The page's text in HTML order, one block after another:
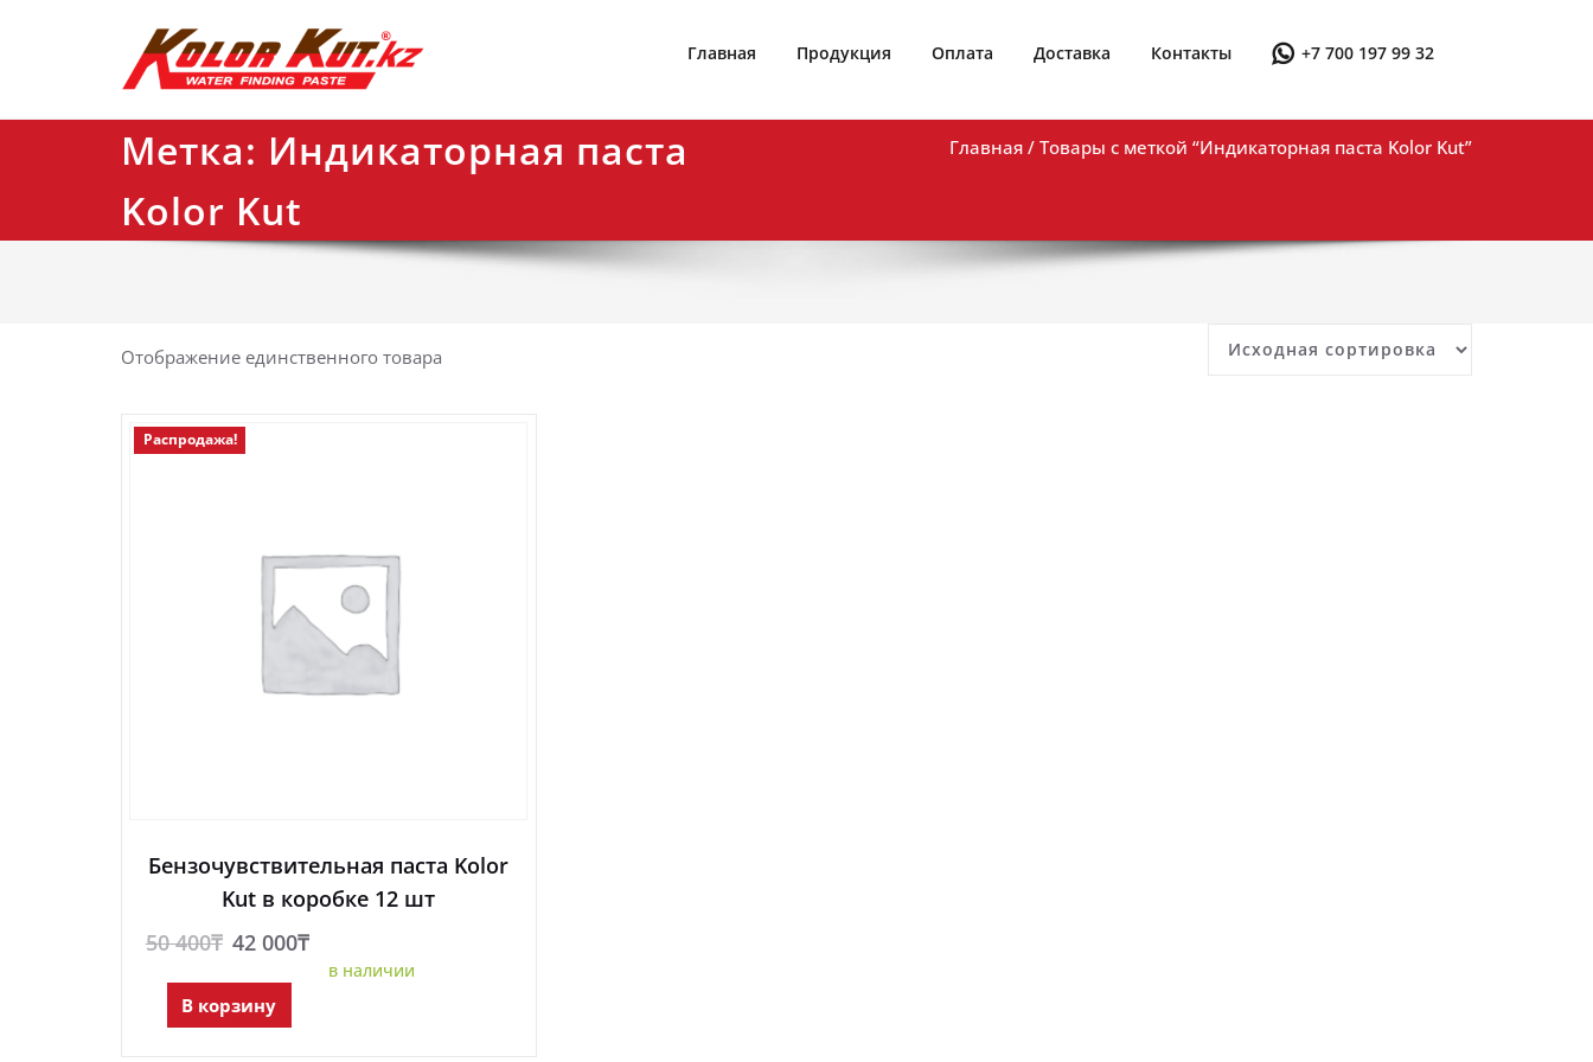
Главная Продукция Оплата Доставка Контакты +7 700 197 99 32
Метка: Индикаторная паста
Kolor Kut
Главная / Товары с меткой “Индикаторная паста Kolor Kut”
Отображение единственного товара
Распродажа!
Бензочувствительная паста Kolor
Kut в коробке 12 шт
в наличии
50 400₸ Первоначальная
составляла
42 000₸
цена:
В корзину